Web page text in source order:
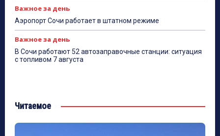
Важное за день
Аэропорт Сочи работает в штатном режиме
Важное за день
В Сочи работают 52 автозаправочные станции: ситуация
с топливом 7 августа
Читаемое